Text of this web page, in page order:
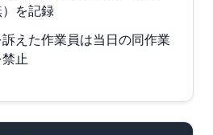
を記録
えた作業員は当日の同作業
止